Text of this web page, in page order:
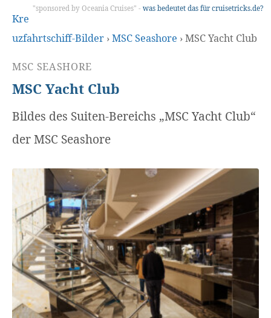
"sponsored by Oceania Cruises" - was bedeutet das für cruisetricks.de?
Kre
uzfahrtschiff-Bilder ›MSC Seashore ›MSC Yacht Club
MSC SEASHORE
MSC Yacht Club
Bildes des Suiten-Bereichs „MSC Yacht Club“
der MSC Seashore